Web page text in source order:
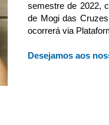
semestre de 2022,
de Mogi das
ocorrerá via
Desejamos aos